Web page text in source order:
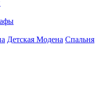
Детская Модена Спальня